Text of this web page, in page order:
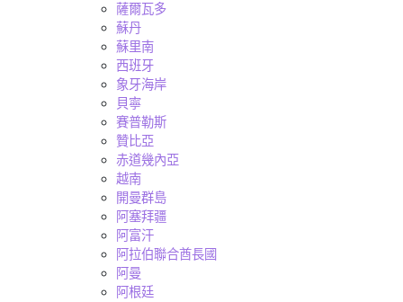
薩爾瓦多
蘇丹
蘇里南
西班牙
象牙海岸
貝寧
賽普勒斯
贊比亞
赤道幾內亞
越南
開曼群島
阿塞拜疆
阿富汗
阿拉伯聯合酋長國
阿曼
阿根廷